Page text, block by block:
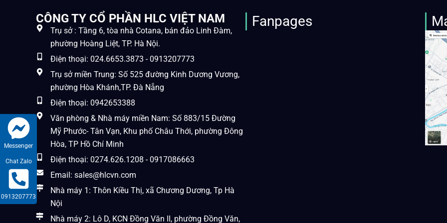
CÔNG TY CỔ PHẦN HLC VIỆT NAM
Trụ sở : Tầng 6, tòa nhà Cotana, bán đảo Linh Đàm,
phường Hoàng Liệt, TP. Hà Nội.
Điện thoại: 024.6653.3873 - 0913207773
Trụ sở miền Trung: Số 525 đường Kinh Dương Vương,
phường Hòa Khánh,TP. Đà Nẵng
Điện thoại: 0942653388
Văn phòng & Nhà máy miền Nam: Số 883/15 Đường
Mỹ Phước- Tân Vạn, Khu phố Châu Thới, phường Đông
Hòa, TP Hồ Chí Minh
Điện thoại: 0274.626.1208 - 0917086663
Email: sales@hlcvn.com
Nhà máy 1: Thôn Kiều Thị, xã Chương Dương, Tp Hà
Nội
Nhà máy 2: Lô D, KCN Đồng Văn II, phường Đồng Văn,
Fanpages
Messenger
Chat Zalo
0913207773